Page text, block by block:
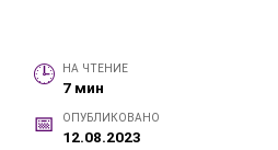
НА ЧТЕНИЕ
7 мин
ОПУБЛИКОВАНО
12.08.2023